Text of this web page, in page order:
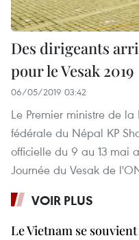
Des dirigeants
pour le Vesak 2019
06/05/2019 03:42
Le Premier ministre de
fédérale du Népal KP
officielle du 9 au 13 mai
Journée du Vesak de
VOIR PLUS
Le Vietnam se